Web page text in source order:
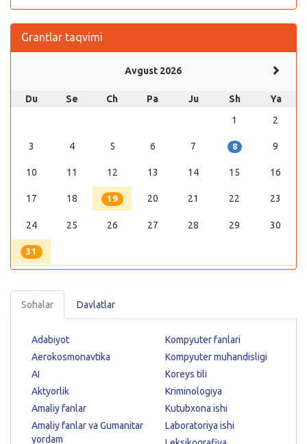
Grantlar taqvimi
Avgust 2026
Du Se Ch Pa Ju Sh
Ya
1
2
3 4 5 6 7 8 9
10 11 12 13 14 15 16
17 18 19 20 21 22 23
24 25 26 27 28 29 30
31
Sohalar Davlatlar
Adabiyot
Aerokosmonavtika
AI
Aktyorlik
Amaliy fanlar
Amaliy fanlar va Gumanitar
yordam
Kompyuter fanlari
Kompyuter muhandisligi
Koreys tili
Kriminologiya
Kutubxona ishi
Laboratoriya ishi